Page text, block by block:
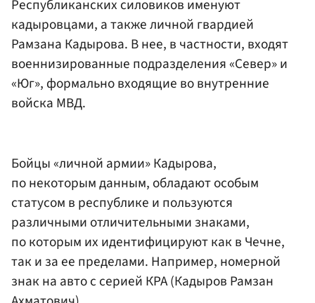
Республиканских силовиков именуют
кадыровцами, а также личной гвардией
Рамзана Кадырова. В нее, в частности, входят
военнизированные подразделения «Север» и
«Юг», формально входящие во внутренние
войска МВД.
Бойцы «личной армии» Кадырова,
по некоторым данным, обладают особым
статусом в республике и пользуются
различными отличительными знаками,
по которым их идентифицируют как в Чечне,
так и за ее пределами. Например, номерной
знак на авто с серией КРА (Кадыров Рамзан